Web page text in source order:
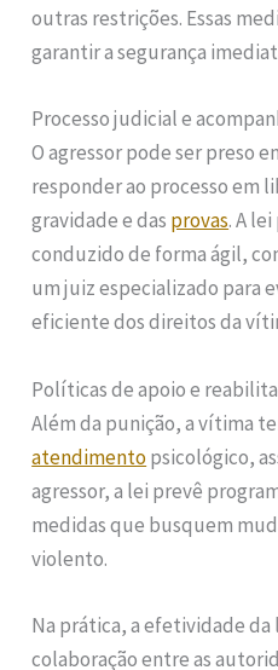
outras restrições. Essas
garantir a segurança
Processo judicial e
O agressor pode ser preso
responder ao processo em
gravidade e das provas. A
conduzido de forma ágil,
um juiz especializado para
eficiente dos direitos da
Políticas de apoio e
Além da punição, a vítima
atendimentopsicológico,
agressor, a lei prevê
medidas que busquem
violento.
Na prática, a efetividade da
colaboração entre as